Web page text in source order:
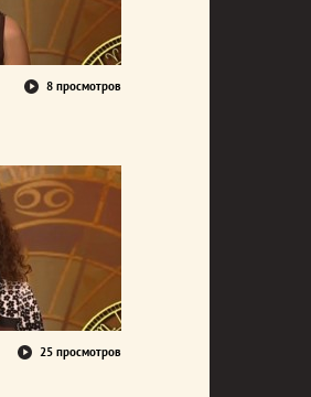
8 просмотров
25 просмотров